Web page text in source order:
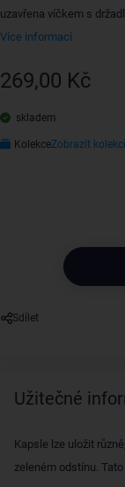
uzavřena víčkem s
Více informací
269,00 Kč
skladem
KolekceZobrazit kolekci
Sdílet
Užitečné
Kapsle lze uložit
zeleném odstínu.